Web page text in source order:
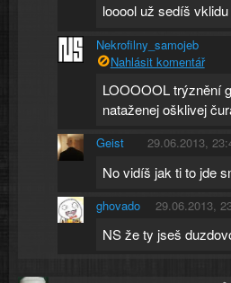
looool už sedíš
Nekrofilny_samojeb
Nahlásit komentář
LOOOOOL trýznění
nataženej ošklivej
Geist 29.06.2013,
No vidíš jak ti to jde
ghovado 29.06.2013,
NS že ty jseš